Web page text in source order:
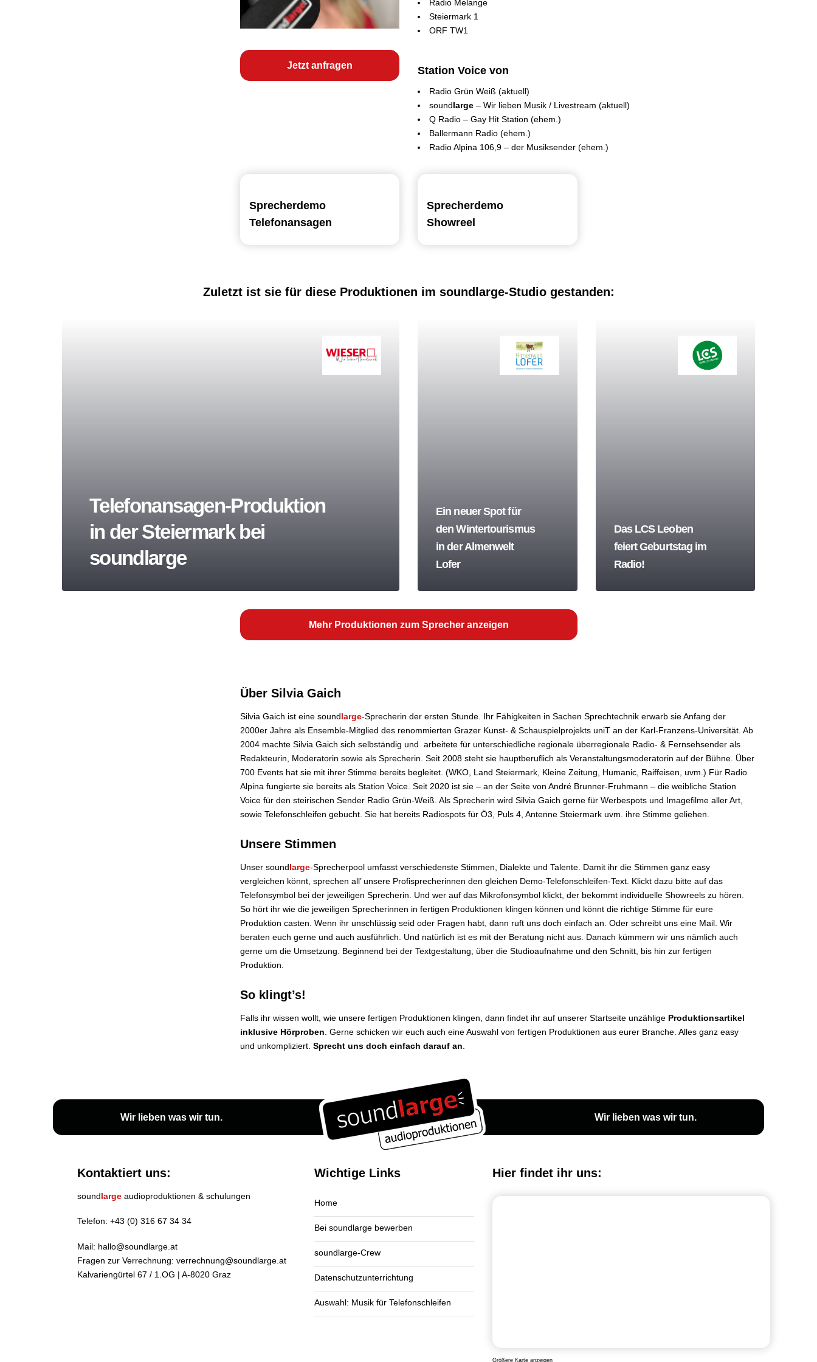
Jetzt anfragen
Radio Melange
Steiermark 1
ORF TW1
Station Voice von
Radio Grün Weiß (aktuell)
soundlarge – Wir lieben Musik / Livestream (aktuell)
Q Radio – Gay Hit Station (ehem.)
Ballermann Radio (ehem.)
Radio Alpina 106,9 – der Musiksender (ehem.)
Sprecherdemo
Telefonansagen
Sprecherdemo
Showreel
Zuletzt ist sie für diese Produktionen im soundlarge-Studio gestanden:
Telefonansagen-Produktion
in der Steiermark bei
soundlarge
Ein neuer Spot für
den Wintertourismus
in der Almenwelt
Lofer
Das LCS Leoben
feiert Geburtstag im
Radio!
Mehr Produktionen zum Sprecher anzeigen
Über Silvia Gaich
Silvia Gaich ist eine soundlarge-Sprecherin der ersten Stunde. Ihr Fähigkeiten in Sachen Sprechtechnik erwarb sie Anfang der
2000er Jahre als Ensemble-Mitglied des renommierten Grazer Kunst- & Schauspielprojekts uniT an der Karl-Franzens-Universität. Ab
2004 machte Silvia Gaich sich selbständig und arbeitete für unterschiedliche regionale überregionale Radio- & Fernsehsender als
Redakteurin, Moderatorin sowie als Sprecherin. Seit 2008 steht sie hauptberuflich als Veranstaltungsmoderatorin auf der Bühne. Über
700 Events hat sie mit ihrer Stimme bereits begleitet. (WKO, Land Steiermark, Kleine Zeitung, Humanic, Raiffeisen, uvm.) Für Radio
Alpina fungierte sie bereits als Station Voice. Seit 2020 ist sie – an der Seite von André Brunner-Fruhmann – die weibliche Station
Voice für den steirischen Sender Radio Grün-Weiß. Als Sprecherin wird Silvia Gaich gerne für Werbespotsund Imagefilme aller Art,
sowie Telefonschleifen gebucht. Sie hat bereits Radiospots für Ö3, Puls 4, Antenne Steiermark uvm. ihre Stimme geliehen.
Unsere Stimmen
Unser soundlarge-Sprecherpool umfasst verschiedenste Stimmen, Dialekte und Talente. Damit ihr die Stimmen ganz easy
vergleichen könnt, sprechen all’ unsere Profisprecherinnen den gleichen Demo-Telefonschleifen-Text. Klickt dazu bitte auf das
Telefonsymbol bei der jeweiligen Sprecherin. Und wer auf das Mikrofonsymbol klickt, der bekommt individuelle Showreels zu hören.
So hört ihr wie die jeweiligen Sprecherinnen in fertigen Produktionen klingen können und könnt die richtige Stimme für eure
Produktion casten. Wenn ihr unschlüssig seid oder Fragen habt, dann ruft uns doch einfach an. Oder schreibt uns eine Mail. Wir
beraten euch gerne und auch ausführlich. Und natürlich ist es mit der Beratung nicht aus. Danach kümmern wir uns nämlich auch
gerne um die Umsetzung. Beginnend bei der Textgestaltung, über die Studioaufnahme und den Schnitt, bis hin zur fertigen
Produktion.
So klingt’s!
Falls ihr wissen wollt, wie unsere fertigen Produktionen klingen, dann findet ihr auf unserer Startseite unzählige Produktionsartikel
inklusive Hörproben . Gerne schicken wir euch auch eine Auswahl von fertigen Produktionen aus eurer Branche. Alles ganz easy
und unkompliziert. Sprecht uns doch einfach darauf an
Wir lieben was wir tun. Wir lieben was wir tun.
Kontaktiert uns:
soundlarge audioproduktionen & schulungen
Telefon: +43 (0) 316 67 34 34
Mail: hallo@soundlarge.at
Fragen zur Verrechnung: verrechnung@soundlarge.at
Kalvariengürtel 67 / 1.OG | A-8020 Graz
Wichtige Links
Home
Bei soundlarge bewerben
soundlarge-Crew
Datenschutzunterrichtung
Auswahl: Musik für Telefonschleifen
Hier findet ihr uns:
Größere Karte anzeigen